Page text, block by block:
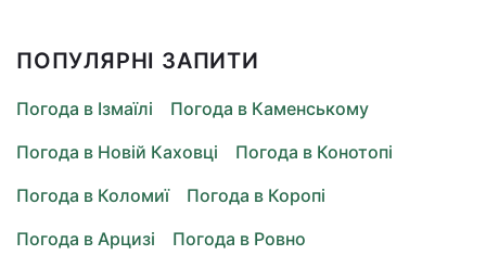
ПОПУЛЯРНІ ЗАПИТИ
Погода в Ізмаїлі
Погода в Каменському
Погода в Новій Каховці
Погода в Конотопі
Погода в Коломиї
Погода в Коропі
Погода в Арцизі
Погода в Ровно